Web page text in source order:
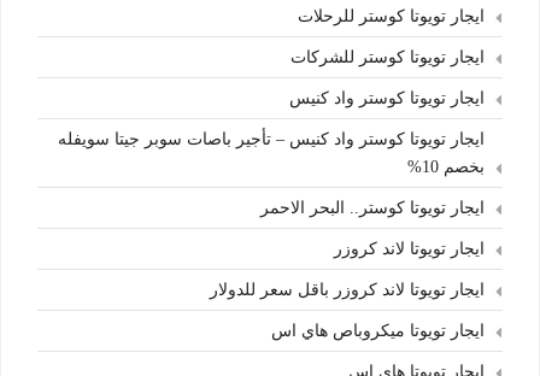
ايجار تويوتا كوستر للرحلات
ايجار تويوتا كوستر للشركات
ايجار تويوتا كوستر واد كنيس
ايجار تويوتا كوستر واد كنيس – تأجير باصات سوبر جيتا سويفله
بخصم 10%
ايجار تويوتا كوستر.. البحر الاحمر
ايجار تويوتا لاند كروزر
ايجار تويوتا لاند كروزر باقل سعر للدولار
ايجار تويوتا ميكروباص هاي اس
ايجار تويوتا هاي اس